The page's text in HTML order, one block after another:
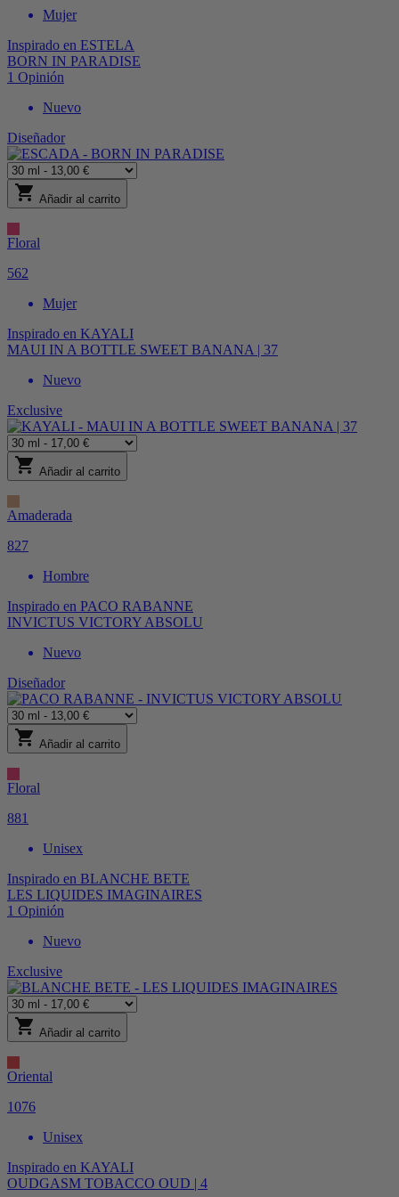
Mujer
Inspirado en ESTELA
BORN IN PARADISE
1 Opinión
Nuevo
Diseñador
shopping_cart Añadir al carrito
Floral
562
Mujer
Inspirado en KAYALI
MAUI IN A BOTTLE SWEET BANANA | 37
Nuevo
Exclusive
shopping_cart Añadir al carrito
Amaderada
827
Hombre
Inspirado en PACO RABANNE
INVICTUS VICTORY ABSOLU
Nuevo
Diseñador
shopping_cart Añadir al carrito
Floral
881
Unisex
Inspirado en BLANCHE BETE
LES LIQUIDES IMAGINAIRES
1 Opinión
Nuevo
Exclusive
shopping_cart Añadir al carrito
Oriental
1076
Unisex
Inspirado en KAYALI
OUDGASM TOBACCO OUD | 4